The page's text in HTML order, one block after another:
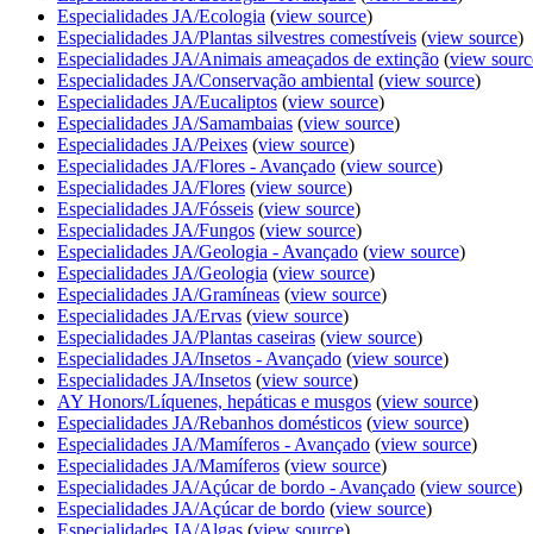
Especialidades JA/Ecologia (view source)
Especialidades JA/Plantas silvestres comestíveis (view source)
Especialidades JA/Animais ameaçados de extinção (view
Especialidades JA/Conservação ambiental (view source)
Especialidades JA/Eucaliptos (view source)
Especialidades JA/Samambaias (view source)
Especialidades JA/Peixes (view source)
Especialidades JA/Flores - Avançado (view source)
Especialidades JA/Flores (view source)
Especialidades JA/Fósseis (view source)
Especialidades JA/Fungos (view source)
Especialidades JA/Geologia - Avançado (view source)
Especialidades JA/Geologia (view source)
Especialidades JA/Gramíneas (view source)
Especialidades JA/Ervas (view source)
Especialidades JA/Plantas caseiras (view source)
Especialidades JA/Insetos - Avançado (view source)
Especialidades JA/Insetos (view source)
AY Honors/Líquenes, hepáticas e musgos (view source)
Especialidades JA/Rebanhos domésticos (view source)
Especialidades JA/Mamíferos - Avançado (view source)
Especialidades JA/Mamíferos (view source)
Especialidades JA/Açúcar de bordo - Avançado (view source)
Especialidades JA/Açúcar de bordo (view source)
Especialidades JA/Algas (view source)